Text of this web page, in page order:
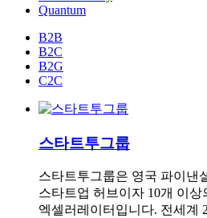
Quantum
B2B
B2C
B2G
C2C
스타트투그룹
스타트투그룹은 영국 파이낸
스타트업 허브이자 10개 이
엑셀러레이터입니다. 전세계